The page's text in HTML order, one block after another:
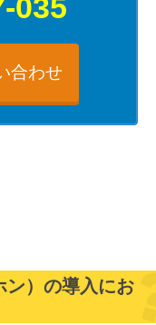
035
合わせ
ン）の導入にお